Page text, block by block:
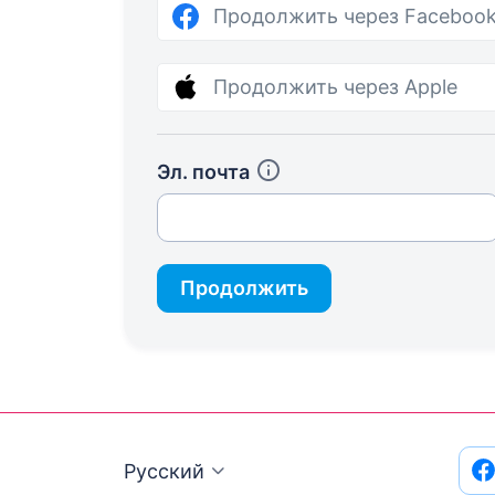
Продолжить через
Продолжить через Apple
Эл. почта
Продолжить
Русский